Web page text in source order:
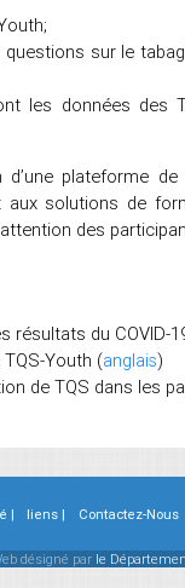
sur le
les données des
plateforme
solutions de
des
résultats du COVID-
Youth (anglais)
de TQS dans les
| liens | Contactez-Nous
désigné par le